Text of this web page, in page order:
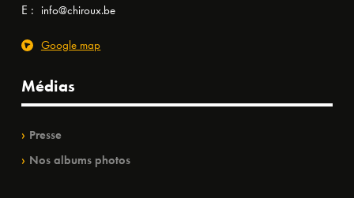
E : info@chiroux.be
Google map
Médias
Presse
Nos albums photos